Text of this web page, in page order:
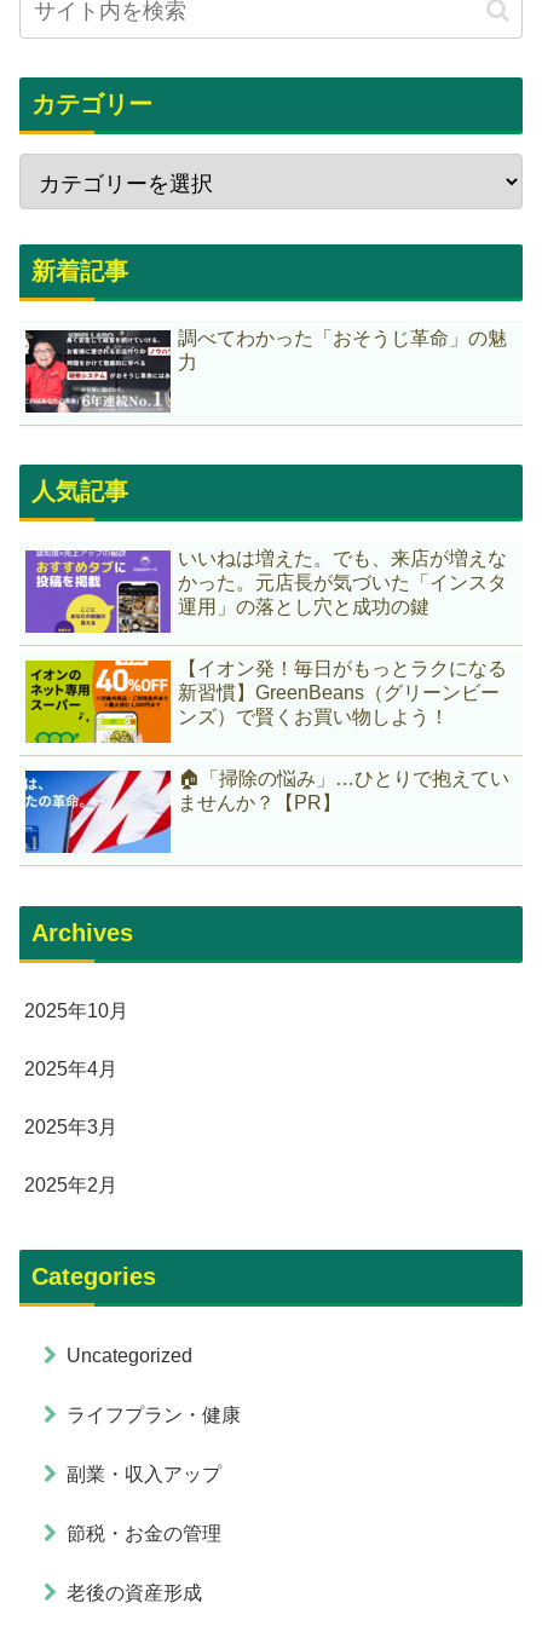
カテゴリー
新着記事
調べてわかった「おそうじ革命」の魅
力
人気記事
いいねは増えた。でも、来店が増えな
かった。元店長が気づいた「インスタ
運用」の落とし穴と成功の鍵
【イオン発！毎日がもっとラクになる
新習慣】GreenBeans（グリーンビー
ンズ）で賢くお買い物しよう！
🏠「掃除の悩み」…ひとりで抱えてい
ませんか？【PR】
Archives
2025年10月
2025年4月
2025年3月
2025年2月
Categories
Uncategorized
ライフプラン・健康
副業・収入アップ
節税・お金の管理
老後の資産形成